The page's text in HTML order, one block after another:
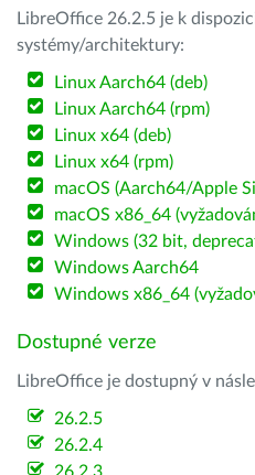
LibreOffice 26.2.5 je k
systémy/architektury:
Linux Aarch64 (deb)
Linux Aarch64 (rpm)
Linux x64 (deb)
Linux x64 (rpm)
macOS (Aarch64/Apple
macOS x86_64
Windows (32 bit,
Windows Aarch64
Windows x86_64
Dostupné verze
LibreOffice je dostupný v
26.2.5
26.2.4